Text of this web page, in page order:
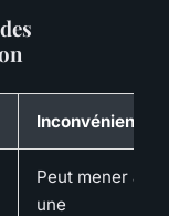
Inconvénients
Peut mener à
une